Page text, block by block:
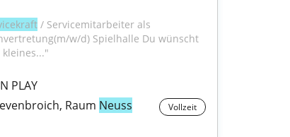
/ Servicemitarbeiter als
w/d) Spielhalle Du wünscht
PLAY
Raum Neuss Vollzeit